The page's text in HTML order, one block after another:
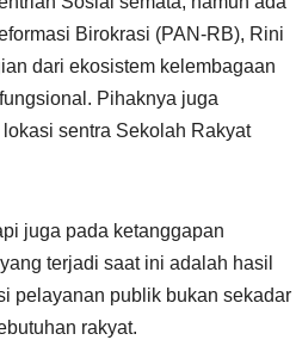
Birokrasi (PAN-RB), Rini
dari ekosistem kelembagaan
Pihaknya juga
sentra Sekolah Rakyat
juga pada ketanggapan
terjadi saat ini adalah hasil
pelayanan publik bukan sekadar
rakyat.